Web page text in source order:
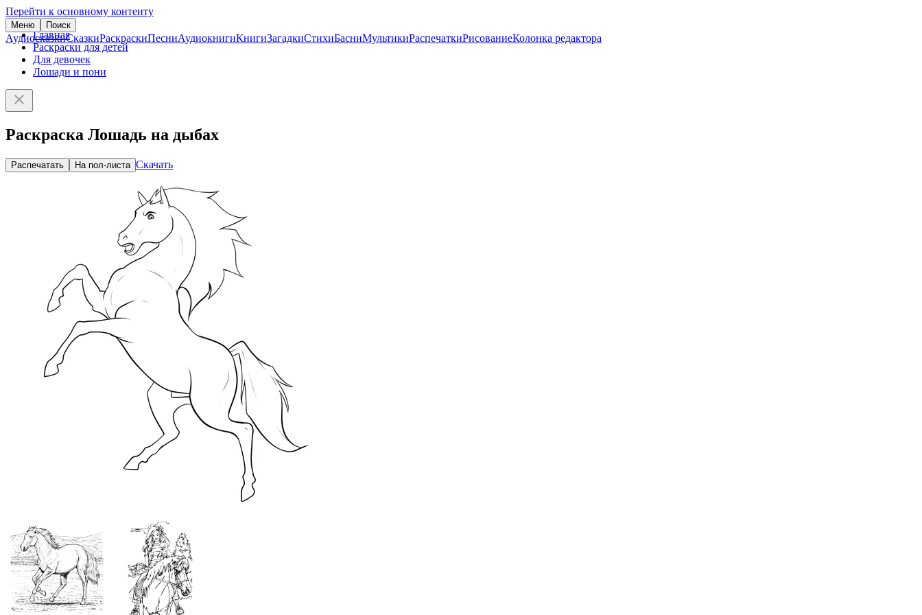
Перейти к основному контенту
Меню Поиск
АудиосказкиСказкиРаскраскиПесниАудиокнигиКнигиЗагадкиСтихиБасниМультикиРаспечаткиРисованиеКолонка редактора
Главная
Раскраски для детей
Для девочек
Лошади и пони
Раскраска Лошадь на дыбах
Распечатать На пол-листа Скачать